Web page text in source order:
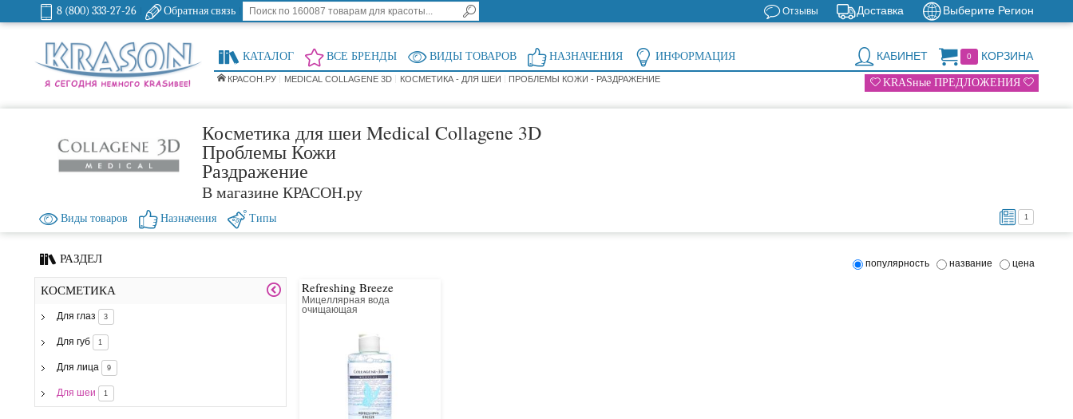
8 (800) 333-27-26 Обратная связь Выберите Регион
Доставка
Отзывы
0 КОРЗИНА
КАБИНЕТ
КАТАЛОГ ВСЕ БРЕНДЫ ВИДЫ ТОВАРОВ НАЗНАЧЕНИЯ ИНФОРМАЦИЯ
КРАСОН.РУ MEDICAL COLLAGENE 3D КОСМЕТИКА - ДЛЯ ШЕИ ПРОБЛЕМЫ КОЖИ - РАЗДРАЖЕНИЕ KRASные ПРЕДЛОЖЕНИЯ
Косметика для шеи Medical Collagene 3D
Проблемы Кожи
Раздражение
В магазине КРАСОН.ру
1
Виды товаров Назначения Типы
РАЗДЕЛ
КОСМЕТИКА
Для глаз 3
Для губ 1
Для лица 9
Для шеи 1
популярность название цена
Refreshing Breeze
Мицеллярная вода
очищающая